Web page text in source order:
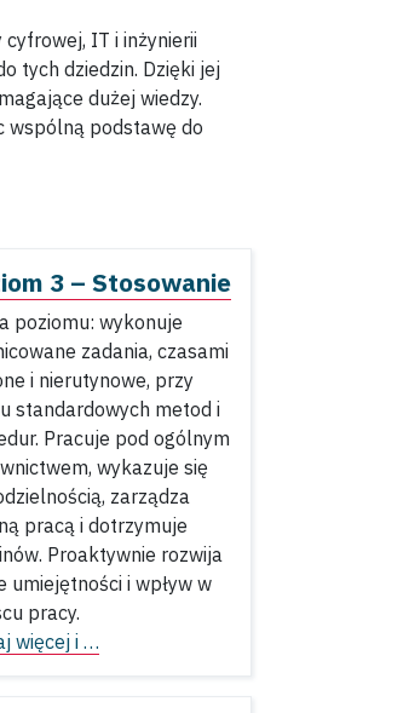
IT i inżynierii
tych dziedzin. Dzięki jej
dużej wiedzy.
wspólną podstawę do
3 – Stosowanie
poziomu: wykonuje
zadania, czasami
i nierutynowe, przy
standardowych metod i
Pracuje pod ogólnym
wykazuje się
zarządza
pracą i dotrzymuje
Proaktywnie rozwija
umiejętności i wpływ w
pracy.
więcej i …